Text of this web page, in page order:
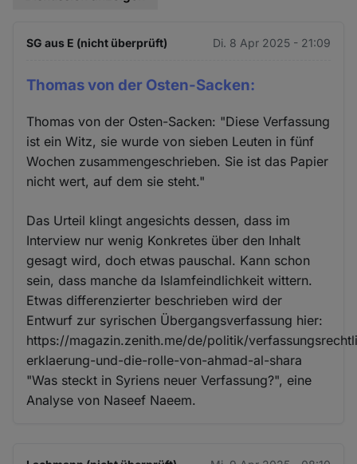
SG aus E (nicht überprüft) Di. 8 Apr 2025 - 21:09
Thomas von der Osten-Sacken:
Thomas von der Osten-Sacken: "Diese Verfassung
ist ein Witz, sie wurde von sieben Leuten in fünf
Wochen zusammengeschrieben. Sie ist das Papier
nicht wert, auf dem sie steht."
Das Urteil klingt angesichts dessen, dass im
Interview nur wenig Konkretes über den Inhalt
gesagt wird, doch etwas pauschal. Kann schon
sein, dass manche da Islamfeindlichkeit wittern.
Etwas differenzierter beschrieben wird der
Entwurf zur syrischen Übergangsverfassung hier:
https://magazin.zenith.me/de/politik/
erklaerung-und-die-rolle-von-ahmad-al-shara
"Was steckt in Syriens neuer Verfassung?", eine
Analyse von Naseef Naeem.